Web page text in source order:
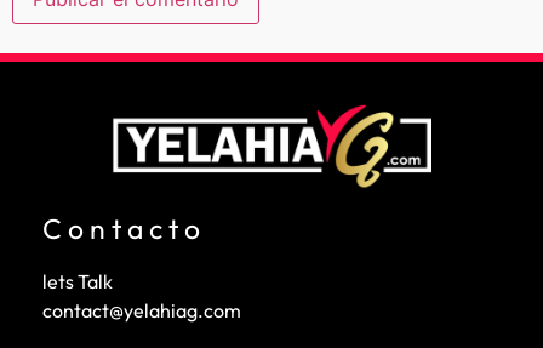
Contacto
lets Talk
contact@yelahiag.com